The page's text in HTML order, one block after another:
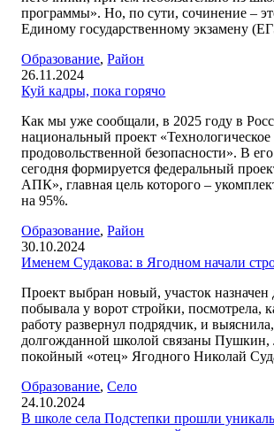
программы». Но, по сути, сочинение –
Единому государственному экзамену
Образование,Район
26.11.2024
Куй кадры, пока горячо
Как мы уже сообщали, в 2025 году в
национальный проект «Технологическое
продовольственной безопасности». В
сегодня формируется федеральный
АПК», главная цель которого –
на 95%.
Образование,Район
30.10.2024
Именем Судакова: в Ягодном начали
Проект выбран новый, участок назначен
побывала у ворот стройки, посмотрела,
работу развернул подрядчик, и
долгожданной школой связаны Пушкин,
покойный «отец» Ягодного Николай
Образование,Село
24.10.2024
В школе села Подстепки прошли